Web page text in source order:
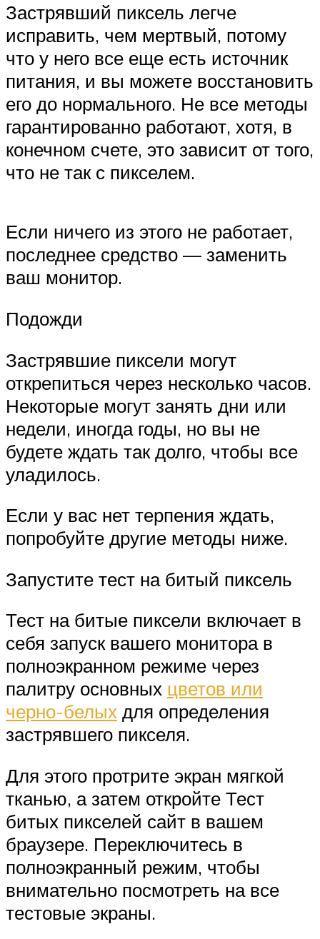
Застрявший пиксель легче
исправить, чем мертвый, потому
что у него все еще есть источник
питания, и вы можете восстановить
его до нормального. Не все методы
гарантированно работают, хотя, в
конечном счете, это зависит от того,
что не так с пикселем.
Если ничего из этого не работает,
последнее средство — заменить
ваш монитор.
Подожди
Застрявшие пиксели могут
открепиться через несколько часов.
Некоторые могут занять дни или
недели, иногда годы, но вы не
будете ждать так долго, чтобы все
уладилось.
Если у вас нет терпения ждать,
попробуйте другие методы ниже.
Запустите тест на битый пиксель
Тест на битые пиксели включает в
себя запуск вашего монитора в
полноэкранном режиме через
палитру основных цветов или
черно-белых для определения
застрявшего пикселя.
Для этого протрите экран мягкой
тканью, а затем откройте Тест
битых пикселей сайт в вашем
браузере. Переключитесь в
полноэкранный режим, чтобы
внимательно посмотреть на все
тестовые экраны.